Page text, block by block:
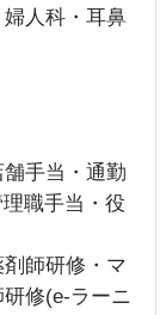
婦人科・耳鼻
舗手当・通勤
職手当・役
剤師研修・マ
修(e-ラーニ